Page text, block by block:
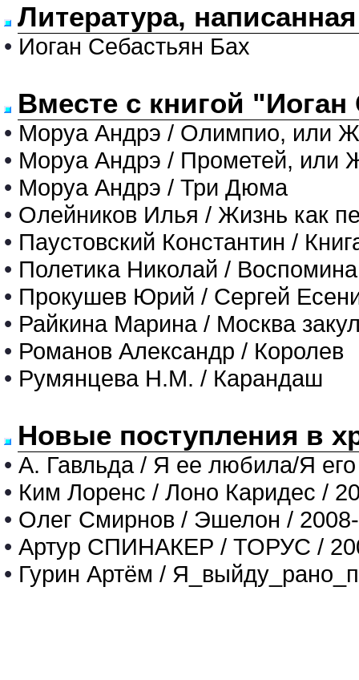
Литература,
• Иоган Себастьян Бах
Вместе с книгой
• Моруа Андрэ / Олимпио, или
• Моруа Андрэ / Прометей, или
• Моруа Андрэ / Три Дюма
• Олейников Илья / Жизнь как
• Паустовский Константин /
• Полетика Николай /
• Прокушев Юрий / Сергей
• Райкина Марина / Москва
• Романов Александр / Королев
• Румянцева Н.М. / Карандаш
Новые поступления в
• А. Гавльда / Я ее любила/Я
• Ким Лоренс / Лоно Каридес /
• Олег Смирнов / Эшелон /
• Артур СПИНАКЕР / ТОРУС /
• Гурин Артём /